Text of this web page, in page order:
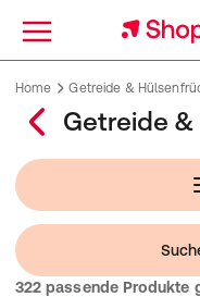
Menü
Home Getreide &
Getreide
322 passende Produkte